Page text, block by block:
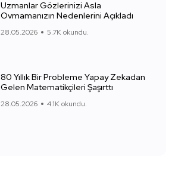
Uzmanlar Gözlerinizi Asla
Ovmamanızın Nedenlerini Açıkladı
28.05.2026 5.7K okundu.
80 Yıllık Bir Probleme Yapay Zekadan
Gelen Matematikçileri Şaşırttı
28.05.2026 4.1K okundu.